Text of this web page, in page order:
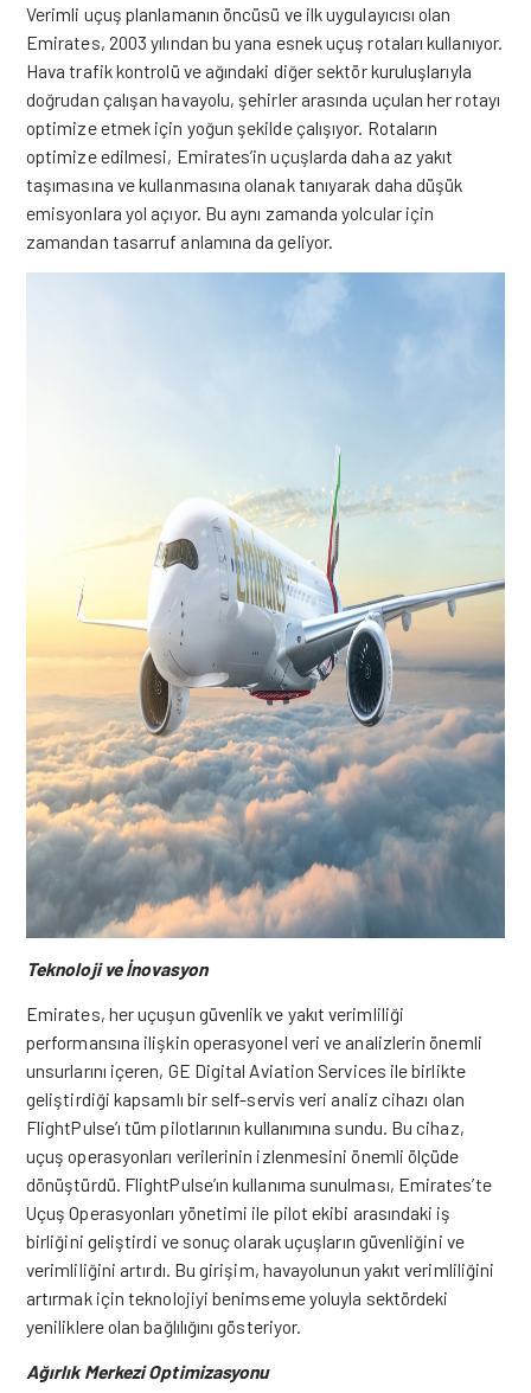
Verimli uçuş planlamanın öncüsü ve ilk uygulayıcısı olan
Emirates, 2003 yılından bu yana esnek uçuş rotaları kullanıyor.
Hava trafik kontrolü ve ağındaki diğer sektör kuruluşlarıyla
doğrudan çalışan havayolu, şehirler arasında uçulan her rotayı
optimize etmek için yoğun şekilde çalışıyor. Rotaların
optimize edilmesi, Emirates’in uçuşlarda daha az yakıt
taşımasına ve kullanmasına olanak tanıyarak daha düşük
emisyonlara yol açıyor. Bu aynı zamanda yolcular için
zamandan tasarruf anlamına da geliyor.
Teknoloji ve İnovasyon
Emirates, her uçuşun güvenlik ve yakıt verimliliği
performansına ilişkin operasyonel veri ve analizlerin önemli
unsurlarını içeren, GE Digital Aviation Services ile birlikte
geliştirdiği kapsamlı bir self-servis veri analiz cihazı olan
FlightPulse’ı tüm pilotlarının kullanımına sundu. Bu cihaz,
uçuş operasyonları verilerinin izlenmesini önemli ölçüde
dönüştürdü. FlightPulse’ın kullanıma sunulması, Emirates’te
Uçuş Operasyonları yönetimi ile pilot ekibi arasındaki iş
birliğini geliştirdi ve sonuç olarak uçuşların güvenliğini ve
verimliliğini artırdı. Bu girişim, havayolunun yakıt verimliliğini
artırmak için teknolojiyi benimseme yoluyla sektördeki
yeniliklere olan bağlılığını gösteriyor.
Ağırlık Merkezi Optimizasyonu